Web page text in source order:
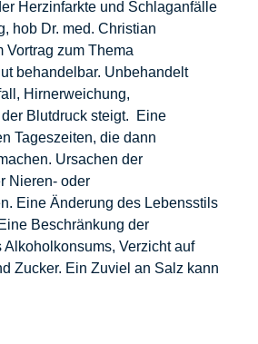
Herzinfarkte und Schlaganfälle
hob Dr. med. Christian
Vortrag zum Thema
behandelbar. Unbehandelt
Hirnerweichung,
Blutdruck steigt. Eine
Tageszeiten, die dann
Ursachen der
Nieren- oder
Eine Änderung des Lebensstils
Beschränkung der
Verzicht auf
Zucker. Ein Zuviel an Salz kann